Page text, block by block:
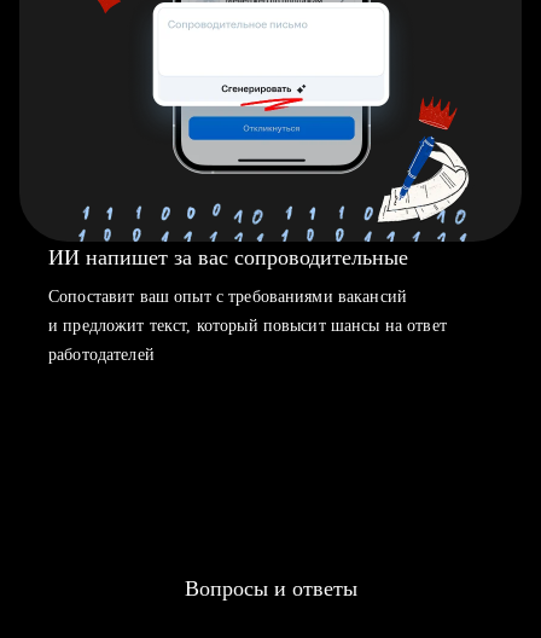
ИИ напишет за вас сопроводительные
Сопоставит ваш опыт с требованиями вакансий
и предложит текст, который повысит шансы на ответ
работодателей
Вопросы и ответы